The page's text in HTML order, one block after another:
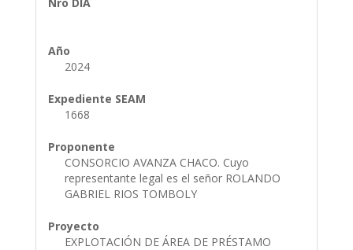
Año
2024
Expediente SEAM
1668
Proponente
CONSORCIO AVANZA CHACO. Cuyo
representante legal es el señor ROLANDO
GABRIEL RIOS TOMBOLY
Proyecto
EXPLOTACIÓN DE ÁREA DE PRÉSTAMO